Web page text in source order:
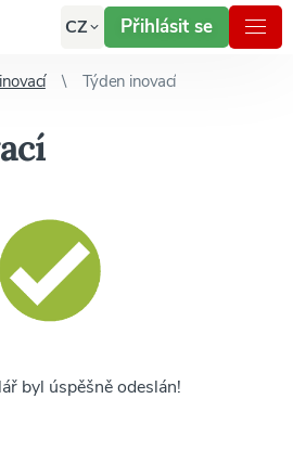
CZ Přihlásit se
Týden inovací
byl úspěšně odeslán!